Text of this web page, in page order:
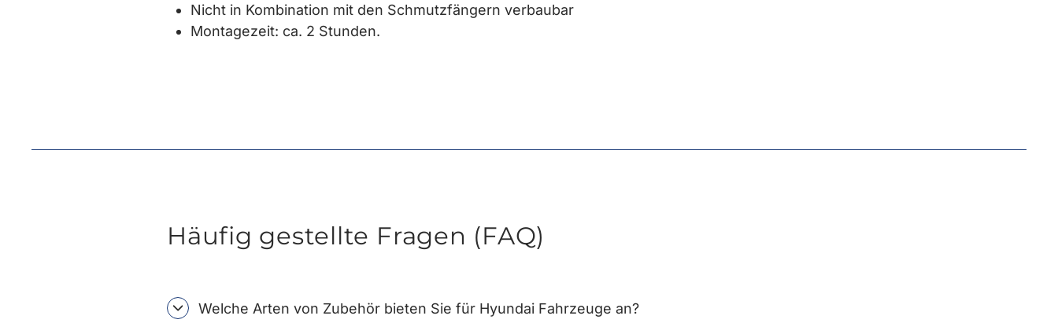
Nicht in Kombination mit den Schmutzfängern verbaubar
Montagezeit: ca. 2 Stunden.
Häufig gestellte Fragen (FAQ)
Welche Arten von Zubehör bieten Sie für Hyundai Fahrzeuge an?